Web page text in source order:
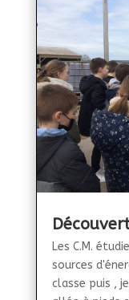
Les C.M.
sources
classe puis ,